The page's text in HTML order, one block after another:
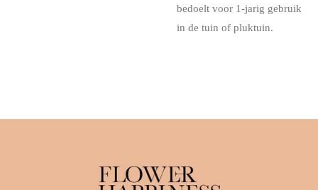
bedoelt voor 1-jarig gebruik
in de tuin of pluktuin.